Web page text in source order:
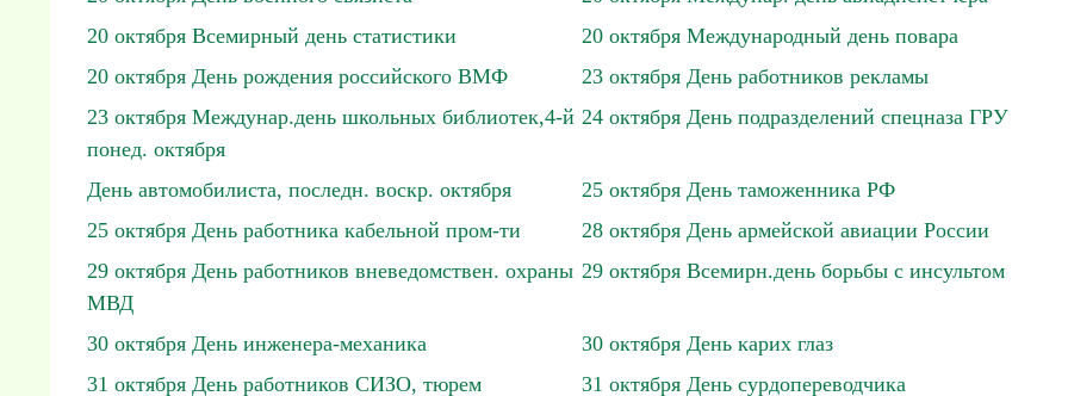
20 октября Всемирный день статистики
20 октября Международный день повара
20 октября День рождения российского ВМФ
23 октября День работников рекламы
23 октября Междунар.день школьных библиотек,4-й
понед. октября
24 октября День подразделений спецназа ГРУ
День автомобилиста, последн. воскр. октября
25 октября День таможенника РФ
25 октября День работника кабельной пром-ти
28 октября День армейской авиации России
29 октября День работников вневедомствен. охраны
МВД
29 октября Всемирн.день борьбы с инсультом
30 октября День инженера-механика
30 октября День карих глаз
31 октября День работников СИЗО, тюрем
31 октября День сурдопереводчика